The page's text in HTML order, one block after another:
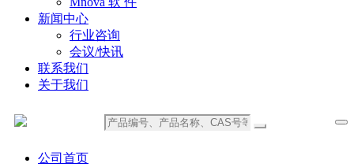
新闻中心
行业咨询
会议/快讯
联系我们
关于我们
公司首页